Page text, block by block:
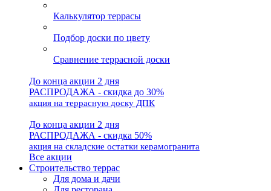
Калькулятор террасы
Подбор доски по цвету
Сравнение террасной доски
До конца акции 2 дня
РАСПРОДАЖА - скидка до 30%
акция на террасную доску ДПК
До конца акции 2 дня
РАСПРОДАЖА - скидка 50%
акция на складские остатки керамогранита
Все акции
Строительство террас
Для дома и дачи